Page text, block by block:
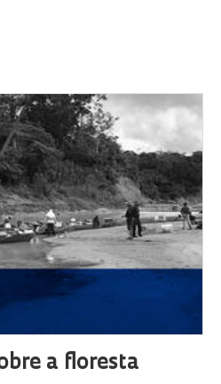
a floresta